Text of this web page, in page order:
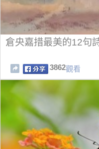
倉央嘉措最美的12句
3862觀看